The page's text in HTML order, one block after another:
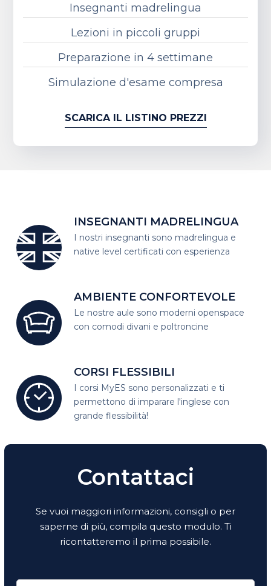
Insegnanti madrelingua
Lezioni in piccoli gruppi
Preparazione in 4 settimane
Simulazione d'esame compresa
SCARICA IL LISTINO PREZZI
INSEGNANTI MADRELINGUA
I nostri insegnanti sono madrelingua e
native level certificati con esperienza
AMBIENTE CONFORTEVOLE
Le nostre aule sono moderni openspace
con comodi divani e poltroncine
CORSI FLESSIBILI
I corsi MyES sono personalizzati eti
permettono di imparare l'inglese con
grande flessibilità!
Contattaci
Se vuoi maggiori informazioni, consigli o per
saperne di più, compila questo modulo. Ti
ricontatteremo il prima possibile.